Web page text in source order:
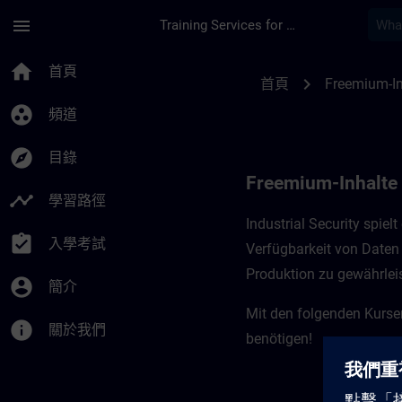
menu Training Services for Digital Industries
home 首頁
group_work 頻道
explore 目錄
timeline 學習路徑
assignment_turned_in 入學考試
account_circle 簡介
info 關於我們
首頁 chevron_right Freemium-
Freemium-
Industrial Security spielt
Verfügbarkeit von
Produktion zu
Mit den folgenden
benötigen!